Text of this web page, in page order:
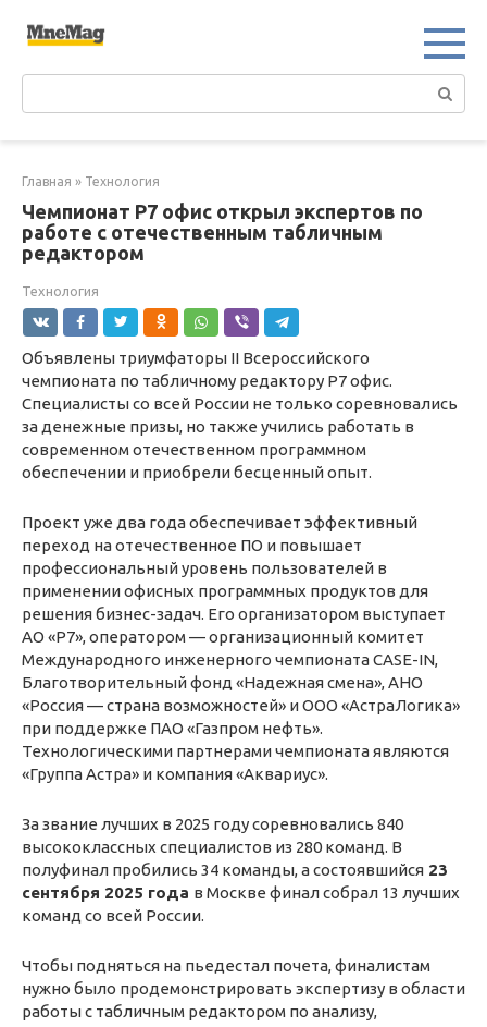
Главная » Технология
Чемпионат Р7 офис открыл экспертов по
работе с отечественным табличным
редактором
Технология
Объявлены триумфаторы II Всероссийского
чемпионата по табличному редактору Р7 офис.
Специалисты со всей России не только соревновались
за денежные призы, но также учились работать в
современном отечественном программном
обеспечении и приобрели бесценный опыт.
Проект уже два года обеспечивает эффективный
переход на отечественное ПО и повышает
профессиональный уровень пользователей в
применении офисных программных продуктов для
решения бизнес-задач. Его организатором выступает
АО «Р7», оператором — организационный комитет
Международного инженерного чемпионата CASE-IN,
Благотворительный фонд «Надежная смена», АНО
«Россия — страна возможностей» и ООО «АстраЛогика»
при поддержке ПАО «Газпром нефть».
Технологическими партнерами чемпионата являются
«Группа Астра» и компания «Аквариус».
За звание лучших в 2025 году соревновались 840
высококлассных специалистов из 280 команд. В
полуфинал пробились 34 команды, а состоявшийся 23
сентября 2025 года в Москве финал собрал 13 лучших
команд со всей России.
Чтобы подняться на пьедестал почета, финалистам
нужно было продемонстрировать экспертизу в области
работы с табличным редактором по анализу,